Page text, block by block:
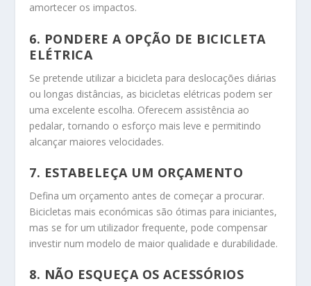
amortecer os impactos.
6. PONDERE A OPÇÃO DE BICICLETA
ELÉTRICA
Se pretende utilizar a bicicleta para deslocações diárias
ou longas distâncias, as bicicletas elétricas podem ser
uma excelente escolha. Oferecem assistência ao
pedalar, tornando o esforço mais leve e permitindo
alcançar maiores velocidades.
7. ESTABELEÇA UM ORÇAMENTO
Defina um orçamento antes de começar a procurar.
Bicicletas mais económicas são ótimas para iniciantes,
mas se for um utilizador frequente, pode compensar
investir num modelo de maior qualidade e durabilidade.
8. NÃO ESQUEÇA OS ACESSÓRIOS